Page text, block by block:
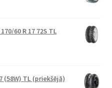
60 R 17 72S TL
(58W) TL (priekšējā)